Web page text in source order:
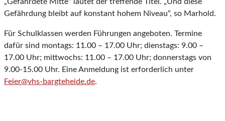
Gefährdung bleibt auf konstant hohem Niveau“, so Marhold.
Für Schulklassen werden Führungen angeboten. Termine
dafür sind montags: 11.00 – 17.00 Uhr; dienstags: 9.00 –
17.00 Uhr; mittwochs: 11.00 – 17.00 Uhr; donnerstags von
9.00-15.00 Uhr. Eine Anmeldung ist erforderlich unter
Feier@vhs-bargteheide.de.